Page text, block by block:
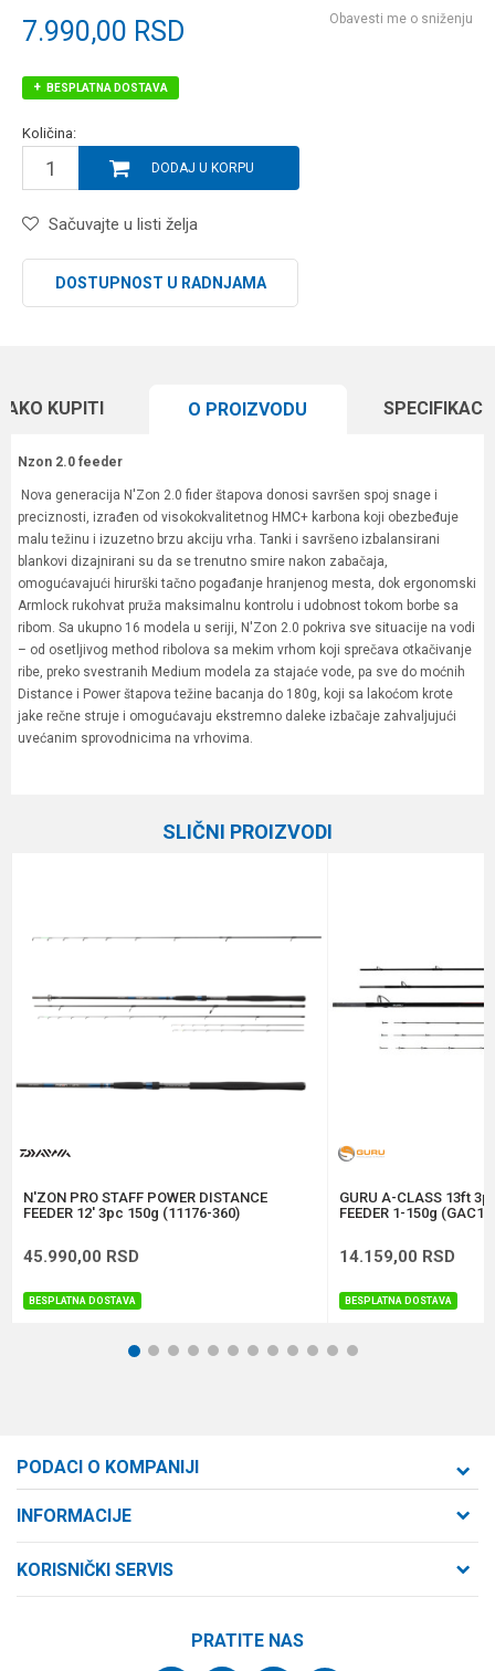
7.990,00 RSD Obavesti me o sniženju
BESPLATNA DOSTAVA
Količina:
DODAJ U KORPU
Sačuvajte u listi želja
DOSTUPNOST U RADNJAMA
KUPITI O PROIZVODU
Nzon 2.0 feeder
Nova generacija N'Zon 2.0 fider štapova donosi savršen spoj snage i
preciznosti, izrađen od visokokvalitetnog HMC+ karbona koji obezbeđuje
malu težinu i izuzetno brzu akciju vrha. Tanki i savršeno izbalansirani
blankovi dizajnirani su da se trenutno smire nakon zabačaja,
omogućavajući hirurški tačno pogađanje hranjenog mesta, dok ergonomski
Armlock rukohvat pruža maksimalnu kontrolu i udobnost tokom borbe sa
ribom. Sa ukupno 16 modela u seriji, N'Zon 2.0 pokriva sve situacije na vodi
– od osetljivog method ribolova sa mekim vrhom koji sprečava otkačivanje
ribe, preko svestranih Medium modela za stajaće vode, pa sve do moćnih
Distance i Power štapova težine bacanja do 180g, koji sa lakoćom krote
jake rečne struje i omogućavaju ekstremno daleke izbačaje zahvaljujući
uvećanim sprovodnicima na vrhovima.
Transp. dužina 145 cm
Dužina 2.70 m
Poruka
POŠALJI
SLIČNI PROIZVODI
N'ZON PRO STAFF POWER DISTANCE
FEEDER 12' 3pc 150g (11176-360)
45.990,00 RSD
BESPLATNA DOSTAVA
GURU A-CLASS 13ft
FEEDER 1-150g
14.159,00 RSD
BESPLATNA DOSTAVA
1 2 3 4 5 6 7 8 9 101112
PODACI O KOMPANIJI
Cara Dušana 47
INFORMACIJE
KORISNIČKI SERVIS
PRATITE NAS